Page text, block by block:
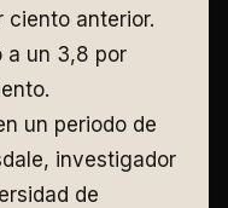
ciento anterior.
a un 3,8 por
un periodo de
investigador
de